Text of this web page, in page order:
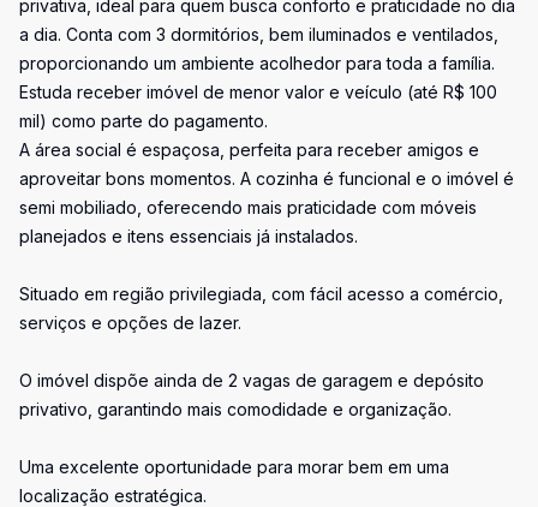
privativa, ideal para quem busca conforto e praticidade no dia
a dia. Conta com 3 dormitórios, bem iluminados e ventilados,
proporcionando um ambiente acolhedor para toda a família.
Estuda receber imóvel de menor valor e veículo (até R$ 100
mil) como parte do pagamento.
A área social é espaçosa, perfeita para receber amigos e
aproveitar bons momentos. A cozinha é funcional e o imóvel é
semi mobiliado, oferecendo mais praticidade com móveis
planejados e itens essenciais já instalados.
Situado em região privilegiada, com fácil acesso a comércio,
serviços e opções de lazer.
O imóvel dispõe ainda de 2 vagas de garagem e depósito
privativo, garantindo mais comodidade e organização.
Uma excelente oportunidade para morar bem em uma
localização estratégica.